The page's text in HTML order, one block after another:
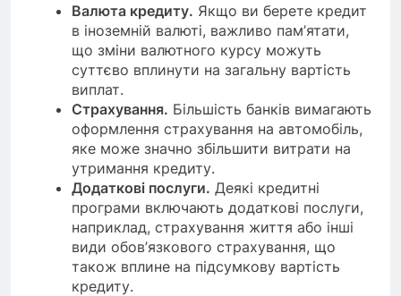
Валюта кредиту. Якщо ви берете кредит
в іноземній валюті, важливо пам’ятати,
що зміни валютного курсу можуть
суттєво вплинути на загальну вартість
виплат.
Страхування. Більшість банків вимагають
оформлення страхування на автомобіль,
яке може значно збільшити витрати на
утримання кредиту.
Додаткові послуги. Деякі кредитні
програми включають додаткові послуги,
наприклад, страхування життя або інші
види обов’язкового страхування, що
також вплине на підсумкову вартість
кредиту.